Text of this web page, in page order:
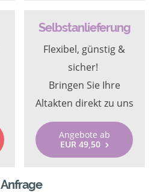
Selbstanlieferung
Flexibel, günstig &
sicher!
Bringen Sie Ihre
Altakten direkt zu uns
Angebote ab
EUR 49,50
Anfrage